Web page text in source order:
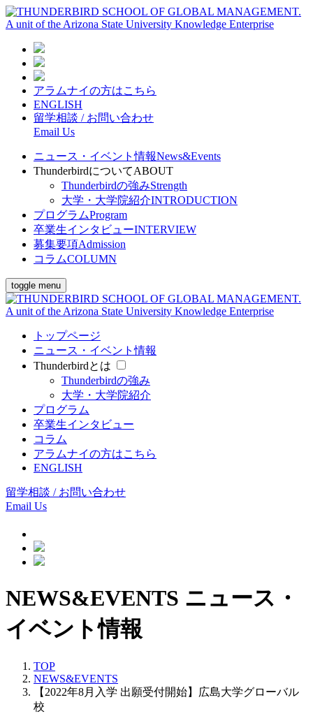
アラムナイの方はこちら
ENGLISH
留学相談 / お問い合わせ
Email Us
ニュース・イベント情報News&Events
ThunderbirdについてABOUT
Thunderbirdの強みStrength
大学・大学院紹介INTRODUCTION
プログラムProgram
卒業生インタビューINTERVIEW
募集要項Admission
コラムCOLUMN
toggle menu
トップページ
ニュース・イベント情報
Thunderbirdとは
Thunderbirdの強み
大学・大学院紹介
プログラム
卒業生インタビュー
コラム
アラムナイの方はこちら
ENGLISH
留学相談 / お問い合わせ
Email Us
NEWS&EVENTS ニュース・
イベント情報
TOP
NEWS&EVENTS
【2022年8月入学 出願受付開始】広島大学グローバル
校